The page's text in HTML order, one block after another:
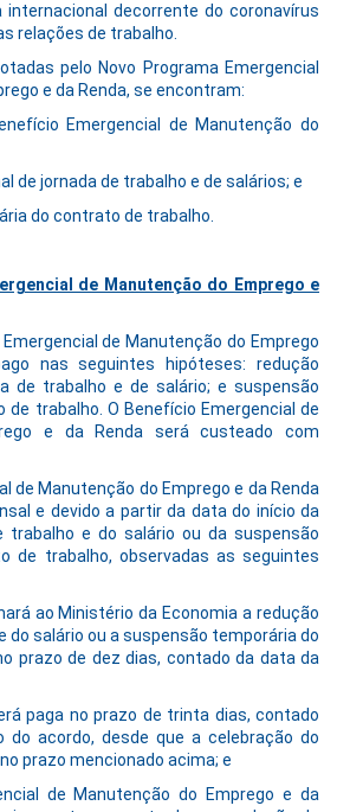
decorrente do coronavírus
relações de trabalho.
pelo Novo Programa Emergencial
e da Renda, se encontram:
Emergencial de Manutenção do
de jornada de trabalho e de salários; e
do contrato de trabalho.
de Manutenção do Emprego e
de Manutenção do Emprego
nas seguintes hipóteses: redução
de trabalho e de salário; e suspensão
trabalho. O Benefício Emergencial de
e da Renda será custeado com
de Manutenção do Emprego e da Renda
e devido a partir da data do início da
trabalho e do salário ou da suspensão
de trabalho, observadas as seguintes
ao Ministério da Economia a redução
do salário ou a suspensão temporária do
prazo de dez dias, contado da data da
paga no prazo de trinta dias, contado
do acordo, desde que a celebração do
prazo mencionado acima; e
de Manutenção do Emprego e da